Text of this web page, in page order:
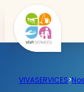
VIVASERVICES>